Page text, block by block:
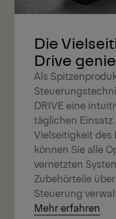
Die
Drive
Als
DRIVE eine
täglichen
Vielseitigkeit des
können Sie alle
vernetzten
Zubehörteile
Steuerung
Mehr erfahren